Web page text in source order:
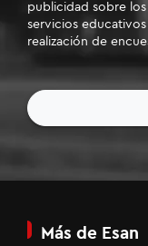
publicidad sobre los
servicios
realización de
Más de Esan